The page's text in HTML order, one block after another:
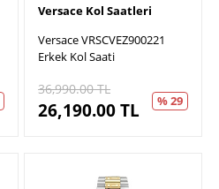
Versace Kol Saatleri
Versace VRSCVEZ900221
Erkek Kol Saati
36,990.00TL
26,190.00TL % 29